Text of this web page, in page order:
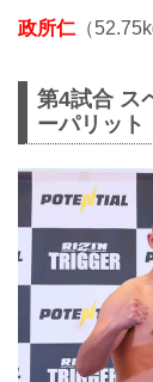
政所仁 （
第4試合 ス
ーパリット